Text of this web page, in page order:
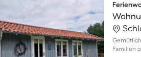
Familien